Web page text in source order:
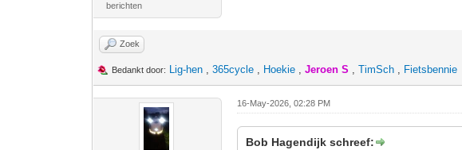
berichten
Zoek
Bedankt door: Lig-hen ,365cycle , Hoekie ,Jeroen S ,TimSch , Fietsbennie
16-May-2026, 02:28 PM
Bob Hagendijk schreef: